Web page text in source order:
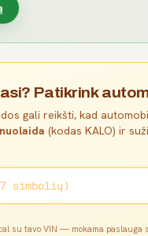
Patikrink
gali reikšti, kad
(kodas KALO) ir
su tavo VIN — mokama paslauga